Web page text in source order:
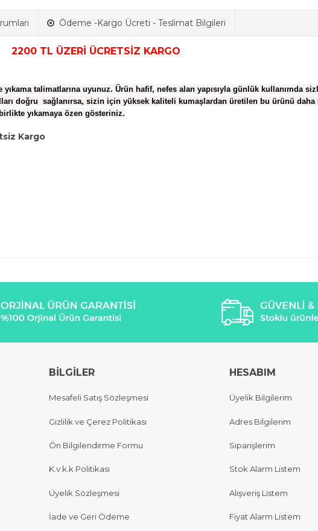
Ödeme -Kargo Ücreti - Teslimat Bilgileri
TL ÜZERİ ÜCRETSİZ KARGO
talimatlarına uyunuz. Ürün hafif, nefes alan yapısıyla günlük kullanımda
doğru sağlanırsa, sizin için yüksek kaliteli kumaşlardan üretilen bu ürünü daha
yıkamaya özen gösteriniz.
Kargo
BİLGİLER
Mesafeli Satış Sözleşmesi
Gizlilik ve Çerez Politikası
Ön Bilgilendirme Formu
K.v.k.k Politikası
Üyelik Sözleşmesi
İade ve Geri Ödeme
HESABIM
Üyelik Bilgilerim
Adres Bilgilerim
Siparişlerim
Stok Alarm Listem
Alışveriş Listem
Fiyat Alarm Listem